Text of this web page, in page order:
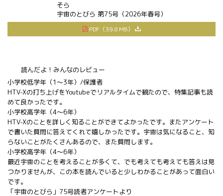
宇宙
そら
のとびら 第75号（2026年春号）
PDF（39.8 MB）
読んだよ！みんなのレビュー
小学校低学年（1～3年）/保護者
HTV-Xの打ち上げをYoutubeでリアルタイムで観たので、特集記事も読
めて良かったです。
小学校高学年（4～6年）
HTV-Xのことを詳しく知ることができてよかったです。またアンケート
で書いた質問に答えてくれて嬉しかったです。宇宙は気になること、知
らないことがたくさんあるので、また質問します。
小学校高学年（4～6年）
最近宇宙のことを考えることが多くて、でも考えても考えても答えは見
つかりませんが、この本を読んでいると少しわかることがあって面白い
です。
「宇宙のとびら」75号読者アンケートより